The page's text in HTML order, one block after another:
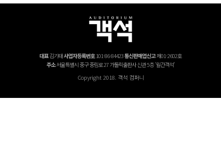
대표김기태사업자등록번호101-86-84423통신판매업신고제01-2602호
주소서울특별시 중구 중림로 27 가톨릭출판사 신관 5층 '월간객석'
Copyright 2018. 객석 컴퍼니